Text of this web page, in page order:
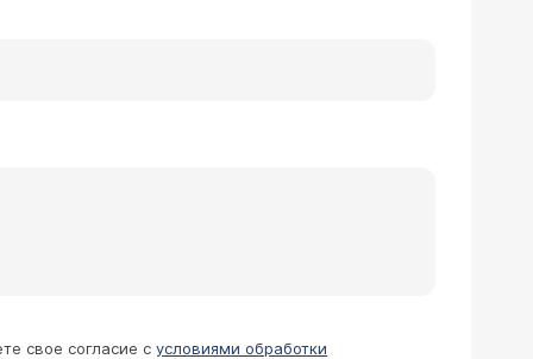
день Ребагит 100мг3 раза в день
свое согласие сусловиями обработки